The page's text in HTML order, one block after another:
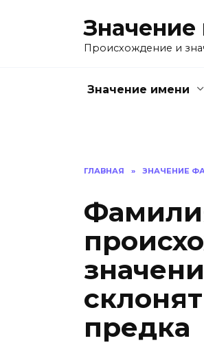
Происхождение и
Значение имени
ГЛАВНАЯ » ЗНАЧЕНИЕ
предка